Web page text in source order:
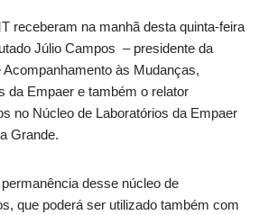
receberam na manhã desta quinta-feira
Júlio Campos – presidente da
às Mudanças,
da Empaer e também o relator
no Núcleo de Laboratórios da Empaer
Grande.
desse núcleo de
que poderá ser utilizado também com